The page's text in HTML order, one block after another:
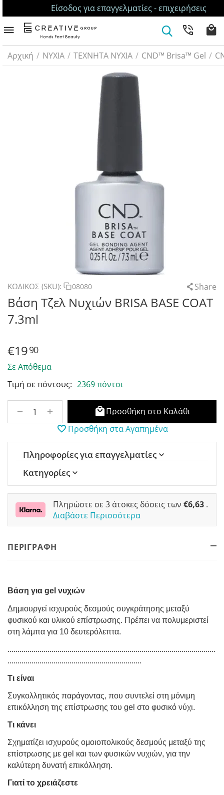
Είσοδος για επαγγελματίες - επιχειρήσεις
Αρχική / ΝΥΧΙΑ / ΤΕΧΝΗΤΑ ΝΥΧΙΑ / CND™ Brisa™ Gel /
ΚΩΔΙΚΟΣ (SKU): 08080 Share
Βάση Τζελ Νυχιών BRISA BASE COAT
7.3ml
€1990
Σε Απόθεμα
Τιμή σε πόντους: 2369 πόντοι
+
−
Προσθήκη στο Καλάθι
Προσθήκη στα Αγαπημένα
Πληροφορίες για επαγγελματίες
Κατηγορίες
Πληρώστε σε 3 άτοκες δόσεις των €6,63 .
Διαβάστε Περισσότερα
ΠΕΡΙΓΡΑΦΗ
Βάση για gel νυχιών
Δημιουργεί ισχυρούς δεσμούς συγκράτησης μεταξύ
φυσικού και υλικού επίστρωσης. Πρέπει να πολυμεριστεί
στη λάμπα για 10 δευτερόλεπτα.
........................................................................................................
...................................................................
Τι είναι
Συγκολλητικός παράγοντας, που συντελεί στη μόνιμη
επικόλληση της επίστρωσης του gel στο φυσικό νύχι.
Τι κάνει
Σχηματίζει ισχυρούς ομοιοπολικούς δεσμούς μεταξύ της
επίστρωσης με gel και των φυσικών νυχιών, για την
καλύτερη δυνατή επικόλληση.
Γιατί το χρειάζεστε